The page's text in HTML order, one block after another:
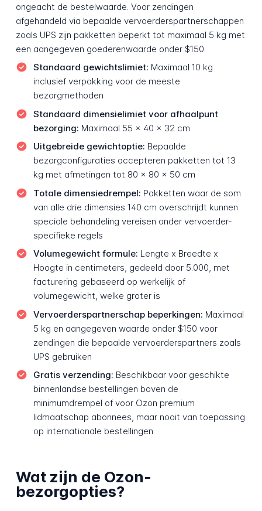
ongeacht de bestelwaarde. Voor zendingen
afgehandeld via bepaalde vervoerderspartnerschappen
zoals UPS zijn pakketten beperkt tot maximaal 5 kg met
een aangegeven goederenwaarde onder $150.
Standaard gewichtslimiet: Maximaal 10 kg
inclusief verpakking voor de meeste
bezorgmethoden
Standaard dimensielimiet voor afhaalpunt
bezorging: Maximaal 55 x 40 x 32 cm
Uitgebreide gewichtoptie: Bepaalde
bezorgconfiguraties accepteren pakketten tot 13
kg met afmetingen tot 80 x 80 x 50 cm
Totale dimensiedrempel: Pakketten waar de som
van alle drie dimensies 140 cm overschrijdt kunnen
speciale behandeling vereisen onder vervoerder-
specifieke regels
Volumegewicht formule: Lengte x Breedte x
Hoogte in centimeters, gedeeld door 5.000, met
facturering gebaseerd op werkelijk of
volumegewicht, welke groter is
Vervoerderspartnerschap beperkingen: Maximaal
5 kg en aangegeven waarde onder $150 voor
zendingen die bepaalde vervoerderspartners zoals
UPS gebruiken
Gratis verzending: Beschikbaar voor geschikte
binnenlandse bestellingen boven de
minimumdrempel of voor Ozon premium
lidmaatschap abonnees, maar nooit van toepassing
op internationale bestellingen
Wat zijn de Ozon-
bezorgopties?